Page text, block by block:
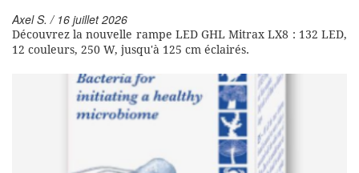
Axel S. / 16 juillet 2026
Découvrez la nouvelle rampe LED GHL Mitrax LX8 : 132 LED,
12 couleurs, 250 W, jusqu'à 125 cm éclairés.